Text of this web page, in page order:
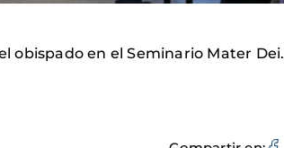
obispado en el Seminario Mater Dei.